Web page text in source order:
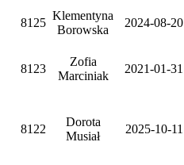
8125
Klementyna
Borowska
2024-08-20
8123
Zofia
Marciniak
2021-01-31
8122
Dorota
Musiał
2025-10-11